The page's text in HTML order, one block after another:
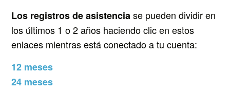
Los registros de asistenciase pueden dividir en
los últimos 1 o 2 años haciendo clic en estos
enlaces mientras está conectado a tu cuenta:
12 meses
24 meses